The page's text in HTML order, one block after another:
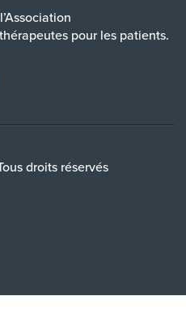
pour les patients.
droits réservés